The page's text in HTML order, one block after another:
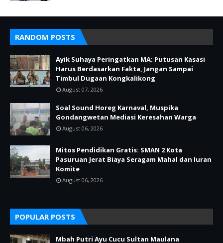
RANDOM POSTS
Ayik Suhaya Peringatkan MA: Putusan Kasasi
Harus Berdasarkan Fakta, Jangan Sampai
Timbul Dugaan Kongkalikong
August 07, 2026
Soal Sound Horeg Karnaval, Muspika
Gondangwetan Mediasi Keresahan Warga
August 06, 2026
Mitos Pendidikan Gratis: SMAN 2 Kota
Pasuruan Jerat Biaya Seragam Mahal dan Iuran
Komite
August 06, 2026
POPULAR POSTS
Mbah Putri Ayu Cucu Sultan Maulana